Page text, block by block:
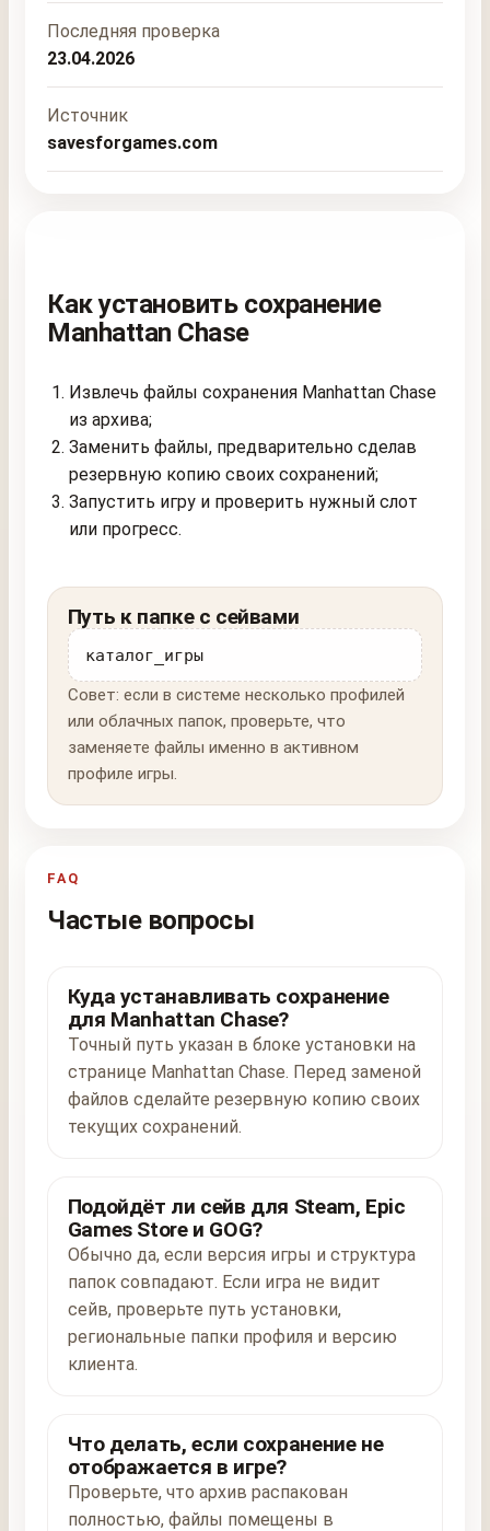
Последняя проверка
23.04.2026
Источник
savesforgames.com
Как установить сохранение
Manhattan Chase
Извлечь файлы сохранения Manhattan Chase
из архива;
Заменить файлы, предварительно сделав
резервную копию своих сохранений;
Запустить игру и проверить нужный слот
или прогресс.
Путь к папке с сейвами
каталог_игры
Совет: если в системе несколько профилей
или облачных папок, проверьте, что
заменяете файлы именно в активном
профиле игры.
FAQ
Частые вопросы
Куда устанавливать сохранение
для Manhattan Chase?
Точный путь указан в блоке установки на
странице Manhattan Chase. Перед заменой
файлов сделайте резервную копию своих
текущих сохранений.
Подойдёт ли сейв для Steam, Epic
Games Store и GOG?
Обычно да, если версия игры и структура
папок совпадают. Если игра не видит
сейв, проверьте путь установки,
региональные папки профиля и версию
клиента.
Что делать, если сохранение не
отображается в игре?
Проверьте, что архив распакован
полностью, файлы помещены в